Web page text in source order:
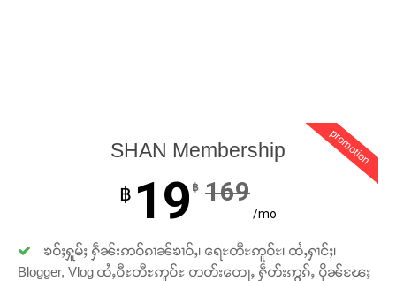
promotion
SHAN Membership
฿ 19 ฿ 169
/mo
ၶဝ်ႈႁူမ်ႈ ႁဵၼ်းဢဝ်ၵၢၼ်ၶၢဝ်ႇ၊ ရေႊတီႊဢူဝ်ႊ၊ ထႆႇႁၢင်ႈ၊
Blogger, Vlog ထႆႇဝီႊတီႊဢူဝ်ႊ တတ်းတေႃႇ ႁဵတ်းဢွၵ်ႇ ပိုၼ်ၽႄႈ